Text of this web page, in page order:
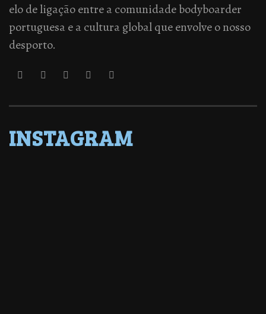
elo de ligação entre a comunidade bodyboarder
portuguesa e a cultura global que envolve o nosso
desporto.
INSTAGRAM